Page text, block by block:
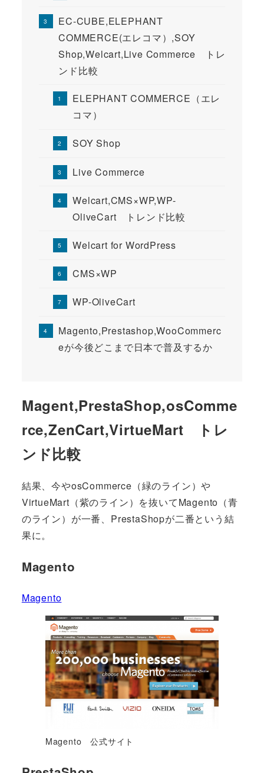
EC-CUBE,ELEPHANT
COMMERCE(エレコマ）,SOY
Shop,Welcart,Live Commerce トレ
ンド比較
ELEPHANT COMMERCE（エレ
コマ）
SOY Shop
Live Commerce
Welcart,CMS×WP,WP-
OliveCart トレンド比較
Welcart for WordPress
CMS×WP
WP-OliveCart
Magento,Prestashop,WooCommerc
eが今後どこまで日本で普及するか
Magent,PrestaShop,osComme
rce,ZenCart,VirtueMart トレ
ンド比較
結果、今やosCommerce（緑のライン）や
VirtueMart（紫のライン）を抜いてMagento（青
のライン）が一番、PrestaShopが二番という結
果に。
Magento
Magento
Magento 公式サイト